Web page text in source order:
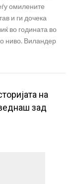
омилените
и ги дочека
во годината во
ниво. Виландер
на
зад